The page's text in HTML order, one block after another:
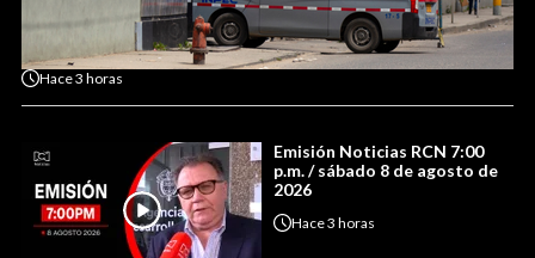
Hace3 horas
Emisión Noticias RCN 7:00
p.m. / sábado 8 de agosto de
2026
Hace3 horas